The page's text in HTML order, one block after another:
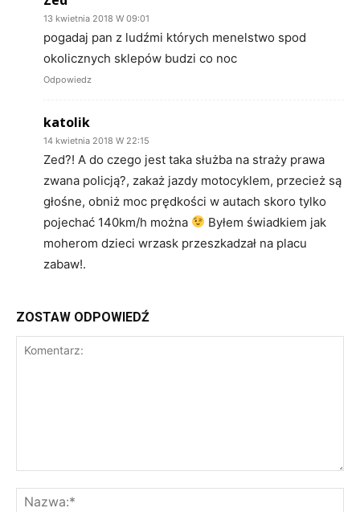
13 kwietnia 2018 W 09:01
pogadaj pan z ludźmi których menelstwo spod
okolicznych sklepów budzi co noc
Odpowiedz
katolik
14 kwietnia 2018 W 22:15
Zed?! A do czego jest taka służba na straży prawa
zwana policją?, zakaż jazdy motocyklem, przecież są
głośne, obniż moc prędkości w autach skoro tylko
pojechać 140km/h można
Byłem świadkiem jak
moherom dzieci wrzask przeszkadzał na placu
zabaw!.
ZOSTAW ODPOWIEDŹ